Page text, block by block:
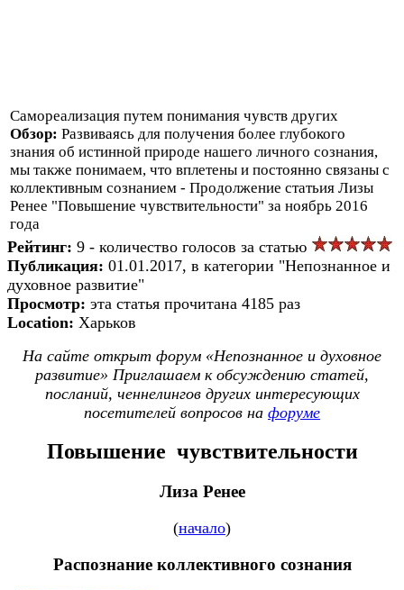
Самореализация путем понимания чувств других
Обзор: Развиваясь для получения более глубокого
знания об истинной природе нашего личного сознания,
мы также понимаем, что вплетены и постоянно связаны с
коллективным сознанием - Продолжение статьия Лизы
Ренее "Повышение чувствительности" за ноябрь 2016
года
Рейтинг: 9 - количество голосов за статью
Публикация: 01.01.2017, в категории "Непознанное и
духовное развитие"
Просмотр: эта статья прочитана 4185 раз
Location: Харьков
На сайте открыт форум «Непознанное и духовное
развитие» Приглашаем к обсуждению статей,
посланий, ченнелингов других интересующих
посетителей вопросов на форуме
Повышение чувствительности
Лиза Ренее
(начало)
Распознание коллективного сознания